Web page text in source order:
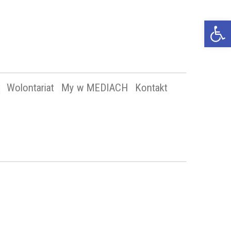
Wolontariat My w MEDIACH Kontakt